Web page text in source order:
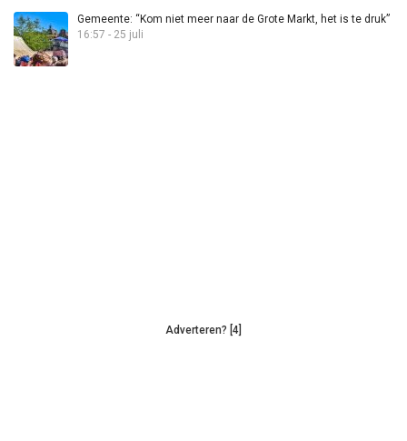
Gemeente: “Kom niet meer naar de Grote Markt, het is te druk”
16:57 - 25 juli
Adverteren? [4]